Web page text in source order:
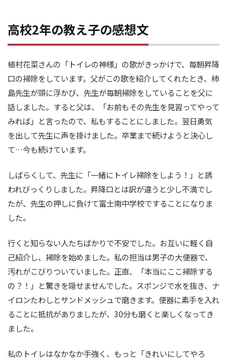
高校2年の教え子の感想文
植村花菜さんの「トイレの神様」の歌がきっかけで、毎朝昇降
口の掃除をしています。父がこの歌を紹介してくれたとき、柿
島先生が頭に浮かび、先生が毎朝掃除をしていることを父に
話しました。すると父は、「お前もその先生を見習ってやって
みれば」と言ったので、私もすることにしました。翌日勇気
を出して先生に声を掛けました。卒業まで続けようと決心し
て…今も続けています。
しばらくして、先生に「一緒にトイレ掃除をしよう！」と誘
われびっくりしました。昇降口とは訳が違うと少し不満でし
たが、先生の押しに負けて富士南中学校ですることになりま
した。
行くと知らない人たちばかりで不安でした。お互いに軽く自
己紹介し、掃除を始めました。私の担当は男子の大便器で、
汚れがこびりついていました。正直、「本当にここ掃除する
の？！」と驚きを隠せませんでした。スポンジで水を抜き、ナ
イロンたわしとサンドメッシュで磨きます。便器に素手を入れ
ることに抵抗がありましたが、30分も磨くと楽しくなってき
ました。
私のトイレはなかなか手強く、もっと「きれいにしてやろ